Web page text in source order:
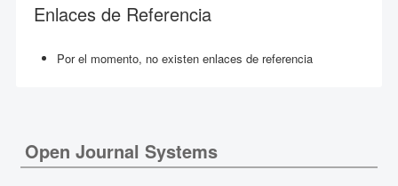
Enlaces de Referencia
Por el momento, no existen enlaces de referencia
Open Journal Systems